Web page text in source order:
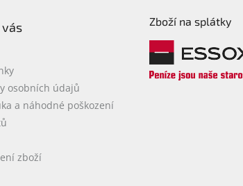
osobních údajů
a náhodné poškození
zboží
Zboží na splátky